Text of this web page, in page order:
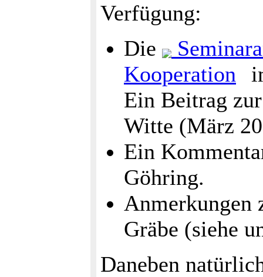
Verfügung:
Die
Kooperation
Ein Beitrag
Witte (März
Ein
Göhring.
Anmerkungen
Gräbe (siehe
Daneben